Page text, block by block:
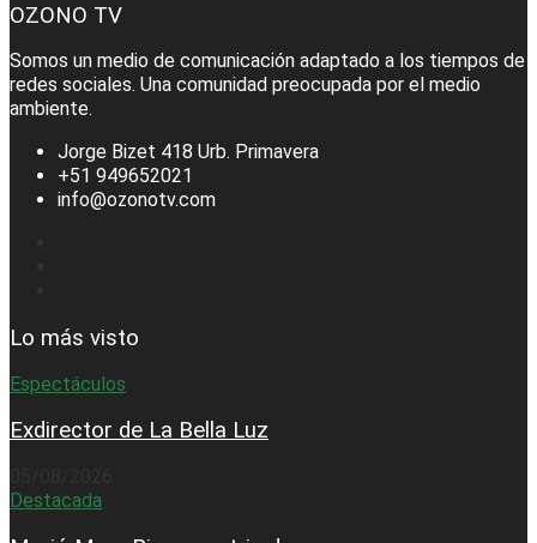
OZONO TV
Somos un medio de comunicación adaptado a los tiempos de
redes sociales. Una comunidad preocupada por el medio
ambiente.
Jorge Bizet 418 Urb. Primavera
+51 949652021
info@ozonotv.com
Lo más visto
Espectáculos
Exdirector de La Bella Luz
Destacada